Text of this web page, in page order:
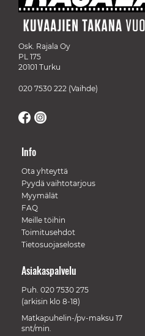
Osk. Rajala Oy
PL 175
20101 Turku
020 7530 222 (Vaihde)
Info
Ota yhteyttä
Pyydä vaihtotarjous
Myymälät
FAQ
Meille töihin
Toimitusehdot
Tietosuojaseloste
Asiakaspalvelu
Puh. 020 7530 275
(arkisin klo 8-18)
Matkapuhelin-/pv-maksu 17
snt/min.